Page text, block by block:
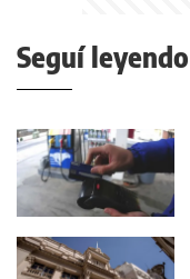
Seguí leyendo